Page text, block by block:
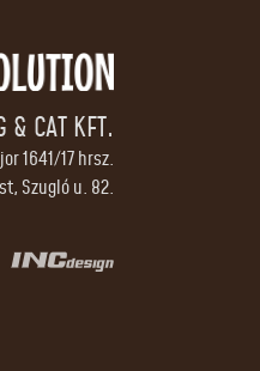
& CAT KFT.
1641/17 hrsz.
Szugló u. 82.